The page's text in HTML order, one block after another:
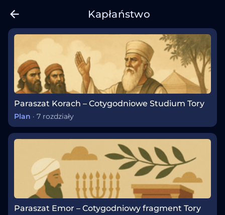
Kapłaństwo
Paraszat Korach – Cotygodniowe Studium Tory
Plan · 7 rozdziały
Paraszat Emor – Cotygodniowy fragment Tory